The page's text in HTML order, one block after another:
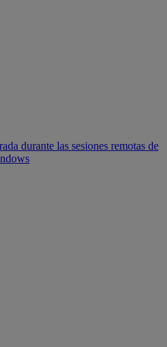
durante las sesiones remotas de